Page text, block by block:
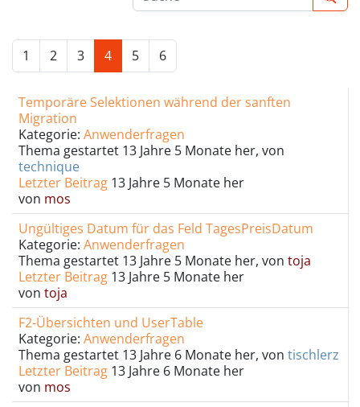
1 2 3 4 5 6
Temporäre Selektionen während der sanften
Migration
Kategorie: Anwenderfragen
Thema gestartet 13 Jahre 5 Monate her, von
technique
Letzter Beitrag 13 Jahre 5 Monate her
von mos
Ungültiges Datum für das Feld TagesPreisDatum
Kategorie: Anwenderfragen
Thema gestartet 13 Jahre 5 Monate her, von toja
Letzter Beitrag 13 Jahre 5 Monate her
von toja
F2-Übersichten und UserTable
Kategorie: Anwenderfragen
Thema gestartet 13 Jahre 6 Monate her, von tischlerz
Letzter Beitrag 13 Jahre 6 Monate her
von mos